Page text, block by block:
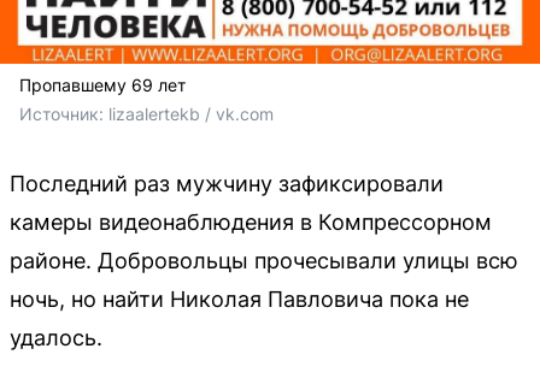
Пропавшему 69 лет
Источник: lizaalertekb / vk.com
Последний раз мужчину зафиксировали
камеры видеонаблюдения в Компрессорном
районе. Добровольцы прочесывали улицы всю
ночь, но найти Николая Павловича пока не
удалось.